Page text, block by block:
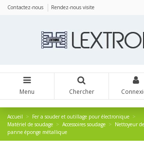
Contactez-nous Rendez-nous visite
Menu Chercher
Accueil
Fer a souder et outillage pour électronique
Matériel de soudage
Accessoires soudage
Nettoyeur de
panne éponge métallique
Panneau de gestion des cookies